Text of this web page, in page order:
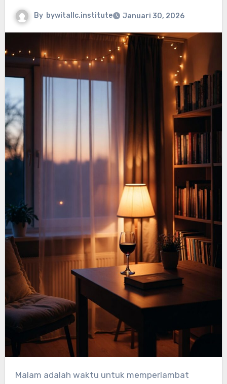
By bywitallc.institute Januari 30, 2026
Malam adalah waktu untuk memperlambat